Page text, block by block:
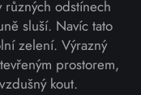
různých odstínech
sluší. Navíc tato
zelení. Výrazný
prostorem,
kout.